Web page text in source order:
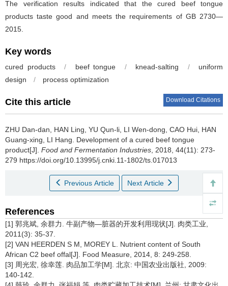
The verification results indicated that the cured beef tongue
products taste good and meets the requirements of GB 2730—
2015.
Key words
cured products / beef tongue / knead-salting /
uniform
design
/ process optimization
Cite this article Download Citations
ZHU Dan-dan HAN Ling YU Qun-li LI Wen-dong CAO Hui HAN
Guang-xing
LI Hang
Development of a cured beef tongue
product[J]. Food and Fermentation Industries , 2018, 44(11): 273-
279 https://doi.org/10.13995/j.cnki.11-1802/ts.017013
Previous Article Next Article
References
[1] 郭兆斌, 余群力. 牛副产物—脏器的开发利用现状[J]. 肉类工业,
2011(3): 35-37.
[2] VAN HEERDEN S M, MOREY L. Nutrient content of South
African C2 beef offal[J]. Food Measure, 2014, 8: 249-258.
[3] 周光宏, 徐幸莲. 肉品加工学[M]. 北京: 中国农业出版社, 2009:
140-142.